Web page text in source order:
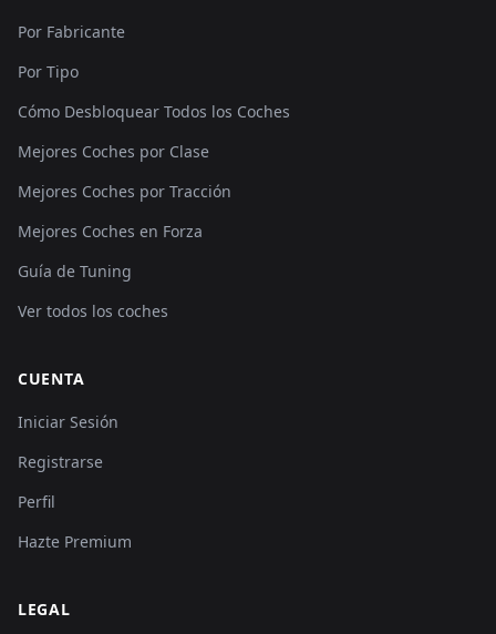
Por Fabricante
Por Tipo
Cómo Desbloquear Todos los Coches
Mejores Coches por Clase
Mejores Coches por Tracción
Mejores Coches en Forza
Guía de Tuning
Ver todos los coches
CUENTA
Iniciar Sesión
Registrarse
Perfil
Hazte Premium
LEGAL